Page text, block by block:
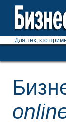
Для тех, кто